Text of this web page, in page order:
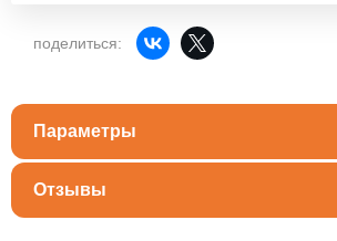
поделиться:
Параметры
Отзывы